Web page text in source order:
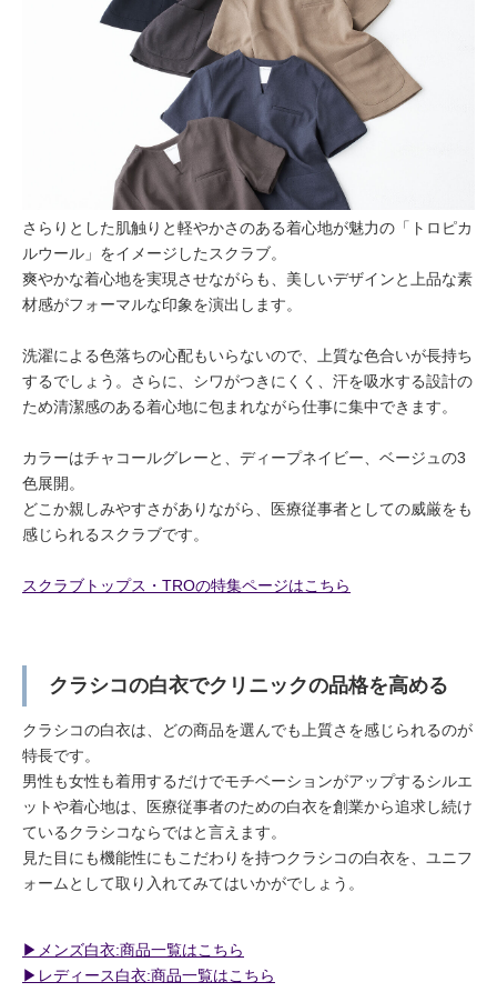
さらりとした肌触りと軽やかさのある着心地が魅力の「トロピカ
ルウール」をイメージしたスクラブ。
爽やかな着心地を実現させながらも、美しいデザインと上品な素
材感がフォーマルな印象を演出します。
洗濯による色落ちの心配もいらないので、上質な色合いが長持ち
するでしょう。さらに、シワがつきにくく、汗を吸水する設計の
ため清潔感のある着心地に包まれながら仕事に集中できます。
カラーはチャコールグレーと、ディープネイビー、ベージュの3
色展開。
どこか親しみやすさがありながら、医療従事者としての威厳をも
感じられるスクラブです。
スクラブトップス・TROの特集ページはこちら
クラシコの白衣でクリニックの品格を高める
クラシコの白衣は、どの商品を選んでも上質さを感じられるのが
特長です。
男性も女性も着用するだけでモチベーションがアップするシルエ
ットや着心地は、医療従事者のための白衣を創業から追求し続け
ているクラシコならではと言えます。
見た目にも機能性にもこだわりを持つクラシコの白衣を、ユニフ
ォームとして取り入れてみてはいかがでしょう。
▶︎メンズ白衣:商品一覧はこちら
▶︎レディース白衣:商品一覧はこちら